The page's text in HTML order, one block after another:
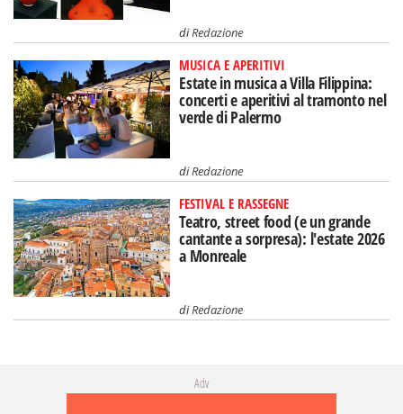
diRedazione
MUSICA E APERITIVI
Estate in musica a Villa Filippina:
concerti e aperitivi al tramonto nel
verde di Palermo
diRedazione
FESTIVAL E RASSEGNE
Teatro, street food (e un grande
cantante a sorpresa): l'estate 2026
a Monreale
diRedazione
Adv